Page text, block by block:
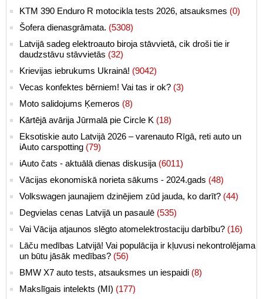
KTM 390 Enduro R motocikla tests 2026, atsauksmes (0)
Šofera dienasgrāmata. (5308)
Latvijā sadeg elektroauto biroja stāvvietā, cik droši tie ir
daudzstāvu stāvvietās (32)
Krievijas iebrukums Ukrainā! (9042)
Vecas konfektes bērniem! Vai tas ir ok? (3)
Moto salidojums Ķemeros (8)
Kārtējā avārija Jūrmalā pie Circle K (18)
Eksotiskie auto Latvijā 2026 – varenauto Rīgā, reti auto un
iAuto carspotting (79)
iAuto čats - aktuālā dienas diskusija (6011)
Vācijas ekonomiskā norieta sākums - 2024.gads (48)
Volkswagen jaunajiem dzinējiem zūd jauda, ko darīt? (44)
Degvielas cenas Latvijā un pasaulē (535)
Vai Vācija atjaunos slēgto atomelektrostaciju darbību? (16)
Lāču medības Latvijā! Vai populācija ir kļuvusi nekontrolējama
un būtu jāsāk medības? (56)
BMW X7 auto tests, atsauksmes un iespaidi (8)
Makslīgais intelekts (MI) (177)